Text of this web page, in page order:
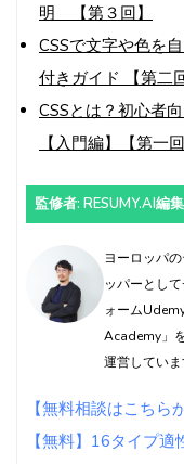
明 【第３回】
CSSで文字や色を
付きガイド 【第二回
CSSとは？初心者
【入門編】【第一回
監修者: RESUMY.AI編
ヨーロッパ
ッパーとし
ォーム
Academy」
運営していま
【無料相談はこちら
【無料】16タイプ適